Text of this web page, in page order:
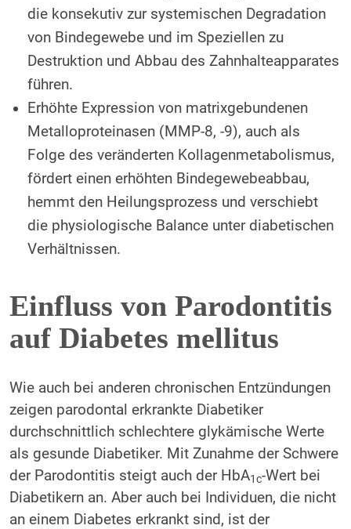
die konsekutiv zur systemischen Degradation
von Bindegewebe und im Speziellen zu
Destruktion und Abbau des Zahnhalteapparates
führen.
Erhöhte Expression von matrixgebundenen
Metalloproteinasen (MMP-8, -9), auch als
Folge des veränderten Kollagenmetabolismus,
fördert einen erhöhten Bindegewebeabbau,
hemmt den Heilungsprozess und verschiebt
die physiologische Balance unter diabetischen
Verhältnissen.
Einfluss von Parodontitis
auf Diabetes mellitus
Wie auch bei anderen chronischen Entzündungen
zeigen parodontal erkrankte Diabetiker
durchschnittlich schlechtere glykämische Werte
als gesunde Diabetiker. Mit Zunahme der Schwere
der Parodontitis steigt auch der HbA1c-Wert bei
Diabetikern an. Aber auch bei Individuen, die nicht
an einem Diabetes erkrankt sind, ist der